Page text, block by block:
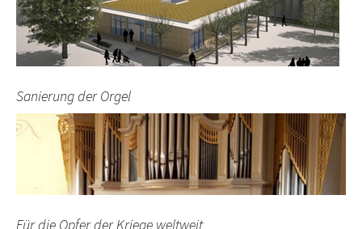
Sanierung der Orgel
Für die Opfer der Kriege weltweit